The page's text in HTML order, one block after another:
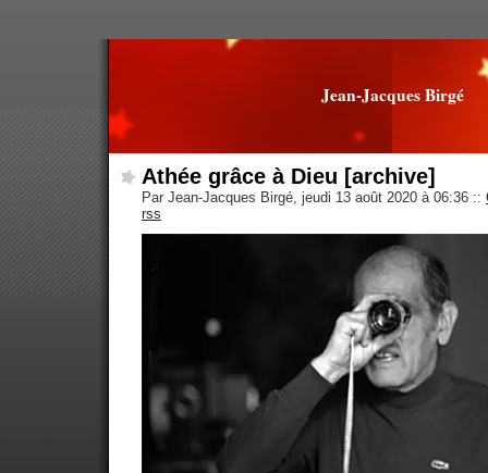
Jean-Jacques Birgé
Athée grâce à Dieu [archive]
Par Jean-Jacques Birgé, jeudi 13 août 2020 à 06:36 ::
rss